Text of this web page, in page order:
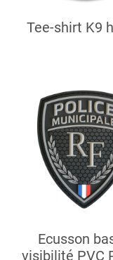
Tee-shirt K9
Ecusson
visibilité PVC